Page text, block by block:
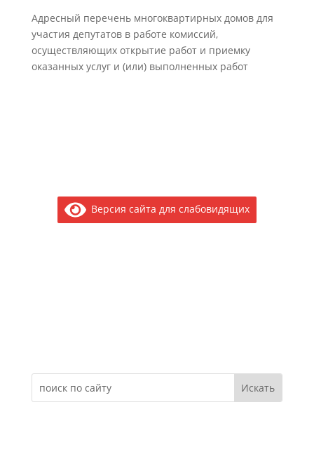
Адресный перечень многоквартирных домов для
участия депутатов в работе комиссий,
осуществляющих открытие работ и приемку
оказанных услуг и (или) выполненных работ
Версия сайта для слабовидящих